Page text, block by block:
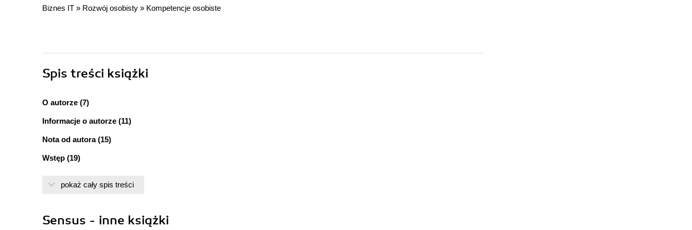
Biznes IT » Rozwój osobisty » Kompetencje osobiste
Spis treści książki
O autorze (7)
Informacje o autorze (11)
Nota od autora (15)
Wstęp (19)
3. Pozytywna rewolucja (33)
pokaż cały spis treści
Sensus - inne książki